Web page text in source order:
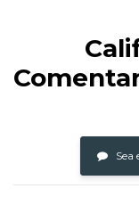
Sea